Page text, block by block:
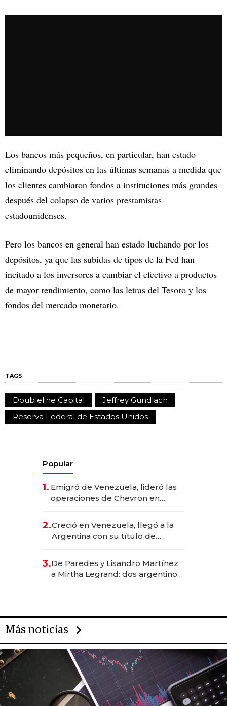
Los bancos más pequeños, en particular, han estado
eliminando depósitos en las últimas semanas a medida que
los clientes cambiaron fondos a instituciones más grandes
después del colapso de varios prestamistas
estadounidenses.
Pero los bancos en general han estado luchando por los
depósitos, ya que las subidas de tipos de la Fed han
incitado a los inversores a cambiar el efectivo a productos
de mayor rendimiento, como las letras del Tesoro y los
fondos del mercado monetario.
TAGS
Doubleline Capital
Jeffrey Gundlach
Reserva Federal de Estados Unidos
Popular
1. Emigró de Venezuela, lideró las
operaciones de Chevron en
2.Creció en Venezuela, llegó a la
Argentina con su título de
las marcas "fast premium"
3.De Paredes y Lisandro Martínez
a Mirtha Legrand: dos argentinos
Más noticias